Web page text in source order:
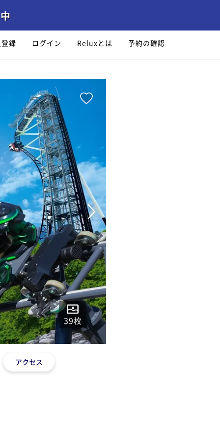
録 ログイン Reluxとは 予約の確認
39枚
アクセス